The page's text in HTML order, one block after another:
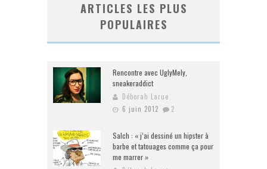
ARTICLES LES PLUS
POPULAIRES
Rencontre avec UglyMely,
sneakeraddict
Déborah Larue
6 juin 2012
2
Salch : « j’ai dessiné un hipster à
barbe et tatouages comme ça pour
me marrer »